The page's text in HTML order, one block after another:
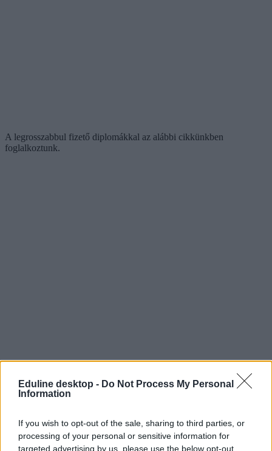
Eduline desktop - Do Not Process My Personal
Information
If you wish to opt-out of the sale, sharing to third parties, or
processing of your personal or sensitive information for
targeted advertising by us, please use the below opt-out
A legrosszabbul fizető diplomákkal az alábbi cikkünkben
foglalkoztunk.